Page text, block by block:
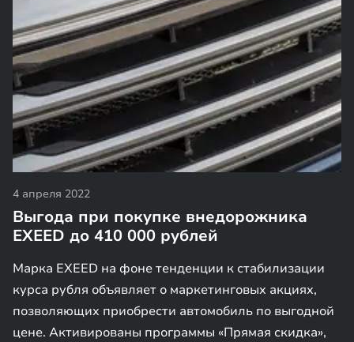
4 апреля 2022
Выгода при покупке внедорожника
EXEED до 410 000 рублей
Марка EXEED на фоне тенденции к стабилизации
курса рубля объявляет о маркетинговых акциях,
позволяющих приобрести автомобиль по выгодной
цене. Активированы программы «Прямая скидка»,